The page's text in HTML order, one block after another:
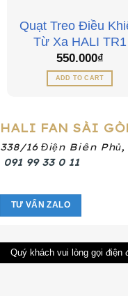
Quạt Treo Điều
Từ Xa HALI TR1
550.000₫
ADD TO CART
HALI FAN SÀI
338/16 Điện Biên Phủ,
091 99 33 0 11
TƯ VẤN ZALO
Quý khách vui lòng gọi điện